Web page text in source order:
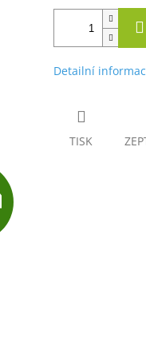
Z
D
Detailní
TISK